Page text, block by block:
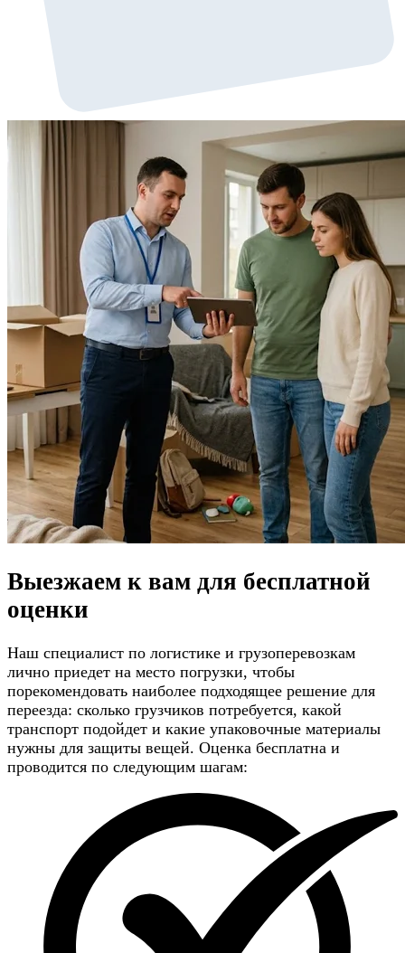
Выезжаем к вам для бесплатной
оценки
Наш специалист по логистике и грузоперевозкам
лично приедет на место погрузки, чтобы
порекомендовать наиболее подходящее решение для
переезда: сколько грузчиков потребуется, какой
транспорт подойдет и какие упаковочные материалы
нужны для защиты вещей. Оценка бесплатна и
проводится по следующим шагам: